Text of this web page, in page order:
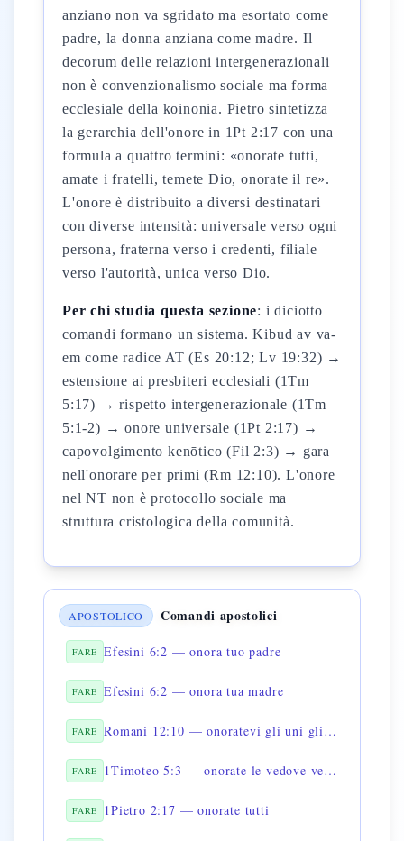
anziano non va sgridato ma esortato come
padre, la donna anziana come madre. Il
decorum delle relazioni intergenerazionali
non è convenzionalismo sociale ma forma
ecclesiale della koinōnia. Pietro sintetizza
la gerarchia dell'onore in 1Pt 2:17 con una
formula a quattro termini: «onorate tutti,
amate i fratelli, temete Dio, onorate il re».
L'onore è distribuito a diversi destinatari
con diverse intensità: universale verso ogni
persona, fraterna verso i credenti, filiale
verso l'autorità, unica verso Dio.
Per chi studia questa sezione: i diciotto
comandi formano un sistema. Kibud av va-
em come radice AT (Es 20:12; Lv 19:32) →
estensione ai presbiteri ecclesiali (1Tm
5:17) → rispetto intergenerazionale (1Tm
5:1-2) → onore universale (1Pt 2:17) →
capovolgimento kenōtico (Fil 2:3) → gara
nell'onorare per primi (Rm 12:10). L'onore
nel NT non è protocollo sociale ma
struttura cristologica della comunità.
APOSTOLICO Comandi apostolici
FARE Efesini 6:2 — onora tuo padre
FARE Efesini 6:2 — onora tua madre
FARE Romani 12:10 — onoratevi gli uni gli altri
FARE 1Timoteo 5:3 — onorate le vedove vere vedove
FARE 1Pietro 2:17 — onorate tutti